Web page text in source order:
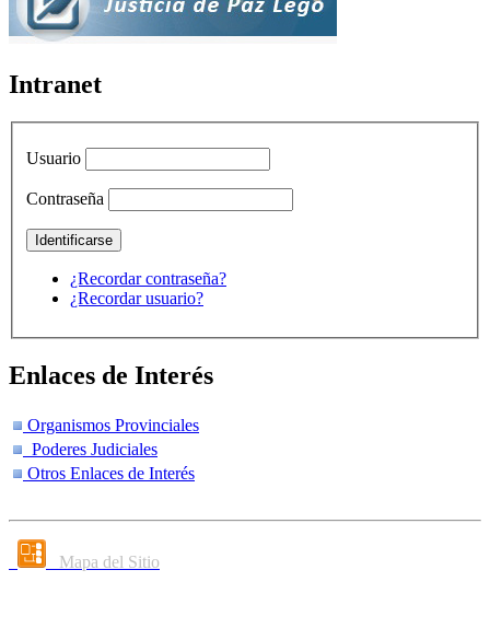
Intranet
Usuario
Contraseña
¿Recordar contraseña?
¿Recordar usuario?
Enlaces de Interés
Organismos Provinciales
Poderes Judiciales
Otros Enlaces de Interés
Mapa del Sitio